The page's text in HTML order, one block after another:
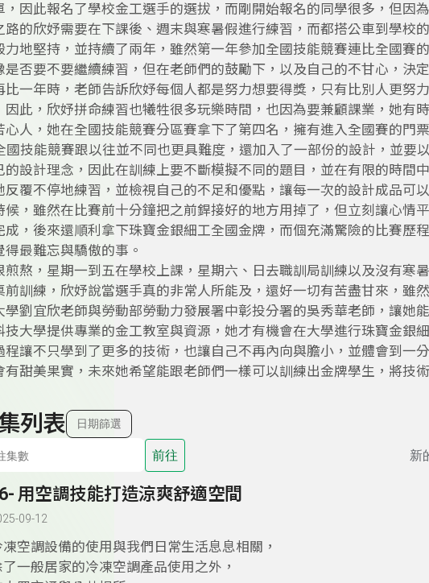
，因此報名了學校金工選手的選拔，而剛開始報名的同學很多，但因
路的欣妤需要在下課後、週末與寒暑假進行練習，而都搭公車到學校
力地堅持，並持續了兩年，雖然第一年參加全國技能競賽連比全國賽
是否要不要繼續練習，但在老師們的鼓勵下，以及自己的不甘心，決
比一年時，老師告訴欣妤每個人都是努力想要得獎，只有比別人更努
因此，欣妤拼命練習也犧牲很多玩樂時間，也因為要兼顧課業，她有
心人，她在全國技能競賽分區賽拿下了第四名，擁有進入全國賽的門票
國技能競賽跟以往並不同也更具難度，還加入了一部份的設計，並要
的設計理念，因此在訓練上要不斷模擬不同的題目，並在有限的時間
反覆不停地練習，並檢視自己的不足和優點，讓每一次的設計成品可
候，雖然在比賽前十分鐘把之前銲接好的地方用掉了，但立刻讓心情
成，後來還順利拿下珠寶金銀細工全國金牌，而個充滿驚險的比賽歷
最難忘與驕傲的事。
煎熬，星期一到五在學校上課，星期六、日去職訓局訓練以及沒有寒
前訓練，欣妤說當選手真的非常人所能及，還好一切有苦盡甘來，雖
學劉宜欣老師與勞動部勞動力發展署中彰投分署的吳秀華老師，讓她
技大學提供專業的金工教室與資源，她才有機會在大學進行珠寶金銀
程讓不只學到了更多的技術，也讓自己不再內向與膽小，並體會到一
有甜美果實，未來她希望能跟老師們一樣可以訓練出金牌學生，將技
列表 日期篩選
前往 新
用空調技能打造涼爽舒適空間
09-12
凍空調設備的使用與我們日常生活息息相關，
了一般居家的冷凍空調產品使用之外，